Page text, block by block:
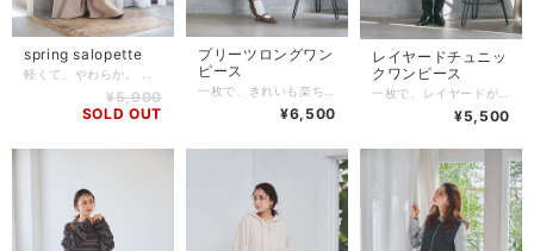
spring salopette
¥5,900
SOLD OUT
プリーツロングワン
ピース
一枚で、きれいも楽ちんも叶う。 異素材を組み合わせた、ドッキング風ニットワンピース。 上身頃は柔らかなニット素材で、 身体を包み込むような着心地。 裾は軽やかなプリーツ切り替えで、 動くたびに揺れる女性らしいシルエットを演出します。 重ね着しているように見えて、 実は一枚で完成するデザインなので、 コーデに悩まずサッと着るだけ。 体のラインを拾いにくく、 気になるお腹・ヒップまわりも自然にカバーしてくれます。 ブーツやスニーカー合わせでカジュアルにも、 きれいめ小物を合わせればお出かけにも◎
¥6,500
レイヤードチュニッ
クワンピース
¥5,500